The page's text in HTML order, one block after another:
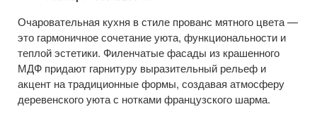
Очаровательная кухня в стиле прованс мятного цвета —
это гармоничное сочетание уюта, функциональности и
теплой эстетики. Филенчатые фасады из крашенного
МДФ придают гарнитуру выразительный рельеф и
акцент на традиционные формы, создавая атмосферу
деревенского уюта с нотками французского шарма.